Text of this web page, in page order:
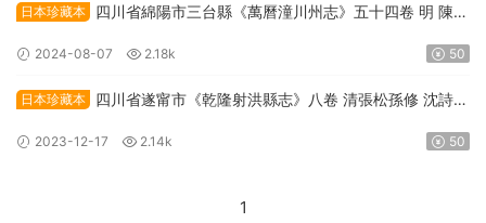
日本珍藏本
四川省綿陽市三台縣《萬曆潼川州志》五十四卷 明 陳時
2024-08-07 2.18k 50
日本珍藏本
四川省遂甯市《乾隆射洪縣志》八卷 清張松孫修 沈詩杜
2023-12-17 2.14k 50
1